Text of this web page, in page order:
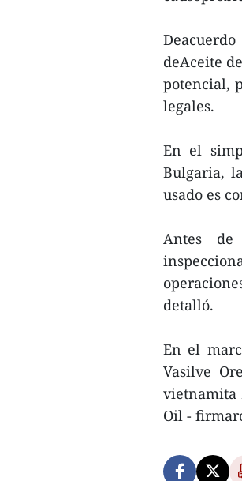
deAceite
potencial,
legales.
En el
Bulgaria,
usado es
Antes de
detalló.
En el
Vasilve
vietnamita
Oil -